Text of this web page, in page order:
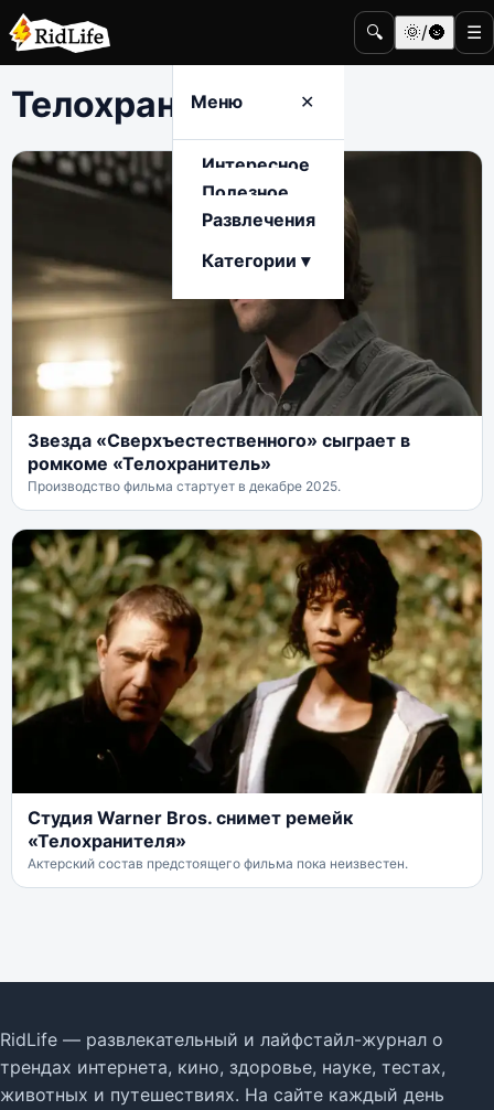
🔍 🌞/🌚 ☰
Меню ✕
Интересное
Полезное
Развлечения
Категории ▾
Телохранитель
Звезда «Сверхъестественного» сыграет в
ромкоме «Телохранитель»
Производство фильма стартует в декабре 2025.
Студия Warner Bros. снимет ремейк
«Телохранителя»
Актерский состав предстоящего фильма пока неизвестен.
RidLife — развлекательный и лайфстайл-журнал о
трендах интернета, кино, здоровье, науке, тестах,
животных и путешествиях. На сайте каждый день